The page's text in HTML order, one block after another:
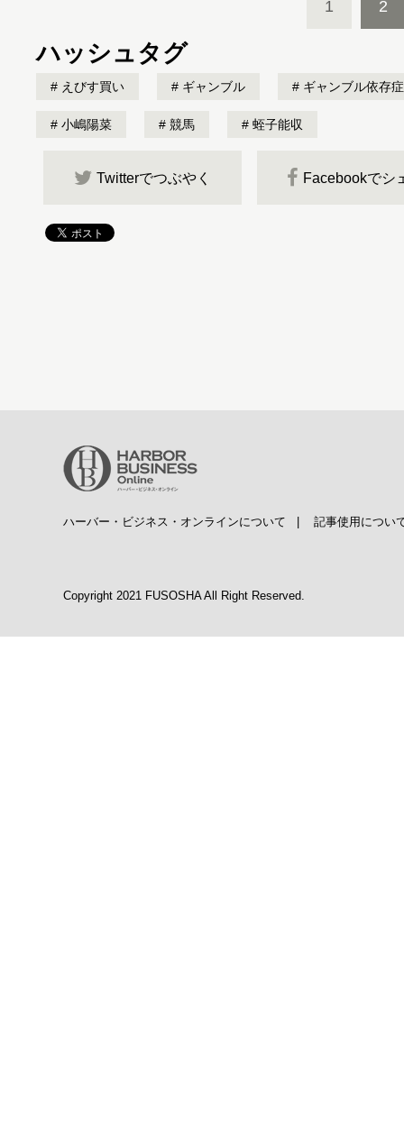
1 2
ハッシュタグ
えびす買い ギャンブル ギャンブル依存症
小嶋陽菜 競馬 蛭子能収
Twitterでつぶやく Facebookでシ
ハーバー・ビジネス・オンラインについて 記事使用につい
Copyright 2021 FUSOSHA All Right Reserved.